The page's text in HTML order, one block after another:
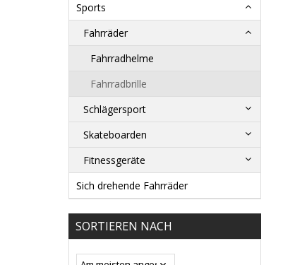
Sports
Fahrräder
Fahrradhelme
Fahrradbrille
Schlägersport
Skateboarden
Fitnessgeräte
Sich drehende Fahrräder
SORTIEREN NACH